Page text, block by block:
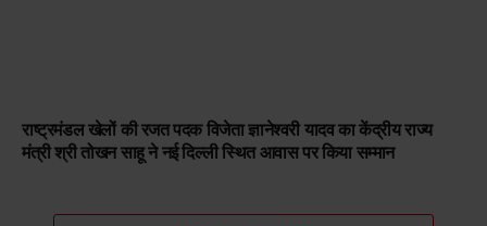
राष्ट्रमंडल खेलों की रजत पदक विजेता ज्ञानेश्वरी यादव का केंद्रीय राज्य
मंत्री श्री तोखन साहू ने नई दिल्ली स्थित आवास पर किया सम्मान